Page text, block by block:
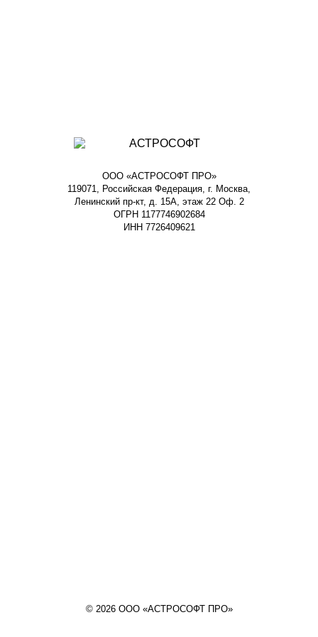
ООО «АСТРОСОФТ ПРО»
119071, Российская Федерация, г. Москва,
Ленинский пр-кт, д. 15А, этаж 22 Оф. 2
ОГРН 1177746902684
ИНН 7726409621
© 2026 ООО «АСТРОСОФТ ПРО»